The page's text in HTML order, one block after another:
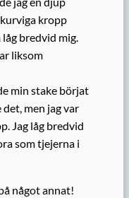
kropp
bredvid mig.
liksom
min stake börjat
men jag var
Jag låg bredvid
som tjejerna i
något annat!